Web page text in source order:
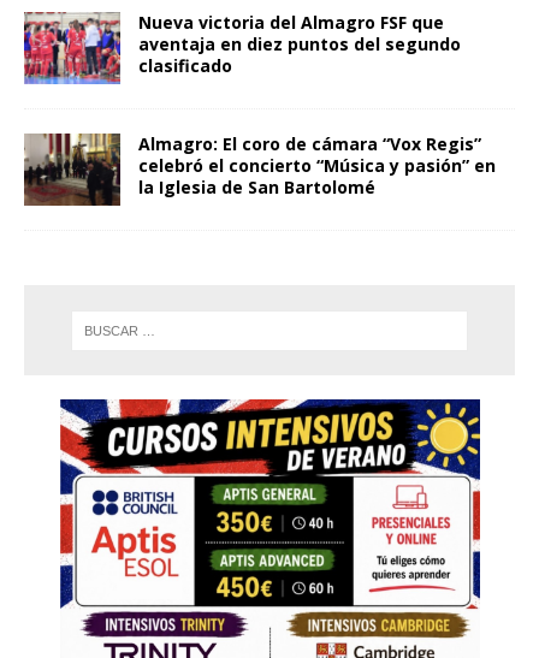
Nueva victoria del Almagro FSF que
aventaja en diez puntos del segundo
clasificado
Almagro: El coro de cámara “Vox Regis”
celebró el concierto “Música y pasión” en
la Iglesia de San Bartolomé